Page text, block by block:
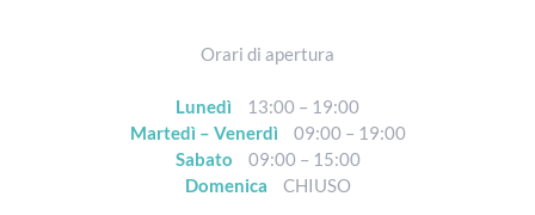
Orari di apertura
Lunedì
13:00 – 19:00
Martedì – Venerdì
09:00 – 19:00
Sabato
09:00 – 15:00
Domenica
CHIUSO